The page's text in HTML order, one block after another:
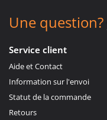
Une question?
Service client
Aide et Contact
Information sur l'envoi
Statut de la commande
Retours